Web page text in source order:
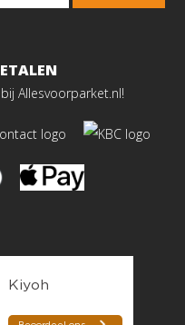
Allesvoorparket.nl!